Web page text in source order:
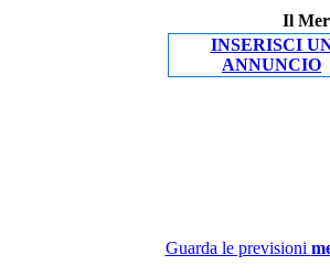
Il
INSERISCI
ANNUNCIO
Guarda le previsioni